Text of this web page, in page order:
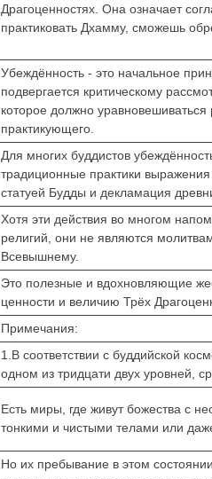
Драгоценностях. Она означает
практиковать Дхамму, сможешь
Убеждённость - это начальное
подвергается критическому
которое должно
практикующего.
Для многих буддистов
традиционные практики
статуей Будды и декламация
Хотя эти действия во многом
религий, они не являются
Всевышнему.
Это полезные и вдохновляющие
ценности и величию Трёх
Примечания:
1.В соответствии с буддийской
одном из тридцати двух уровней,
Есть миры, где живут божества с
тонкими и чистыми телами или
Но их пребывание в этом